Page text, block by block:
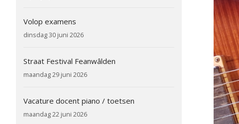
Volop examens
dinsdag 30 juni 2026
Straat Festival Feanwâlden
maandag 29 juni 2026
Vacature docent piano / toetsen
maandag 22 juni 2026